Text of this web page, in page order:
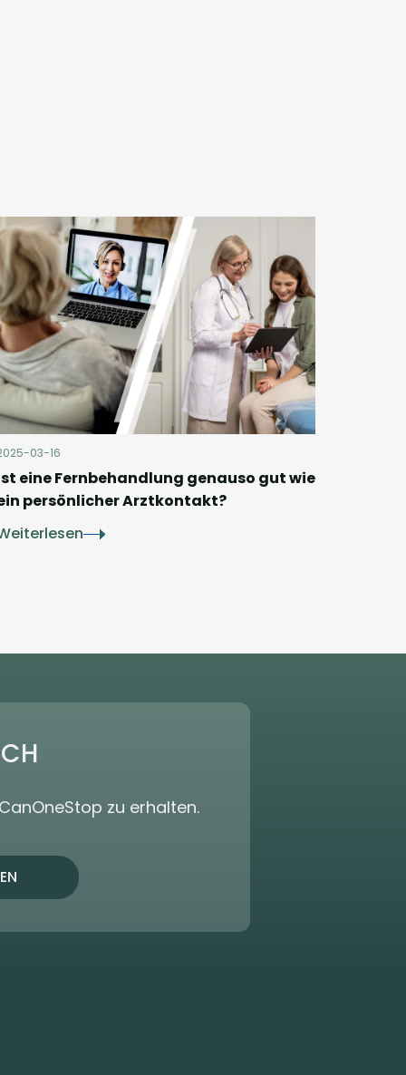
03-16
eine Fernbehandlung genauso gut wie
persönlicher Arztkontakt?
zu erhalten.